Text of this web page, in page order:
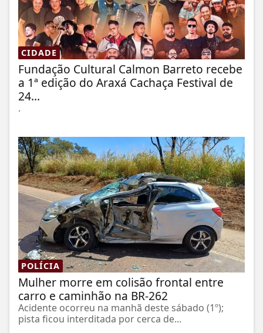
CIDADE
Fundação Cultural Calmon Barreto recebe
a 1ª edição do Araxá Cachaça Festival de
24...
.
POLÍCIA
Mulher morre em colisão frontal entre
carro e caminhão na BR-262
Acidente ocorreu na manhã deste sábado (1º);
pista ficou interditada por cerca de...